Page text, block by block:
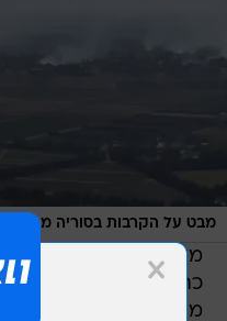
מבט על הקרבות בסוריה מהצד
מדריכי הטיולים הביעו
כתוצאה מזליגת הירי.
מרום גולן סיפר כי עד